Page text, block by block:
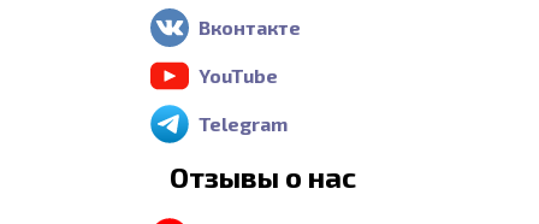
Вконтакте
YouTube
Telegram
Отзывы о нас